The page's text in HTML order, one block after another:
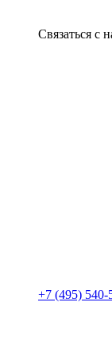
Связаться с
+7 (495) 540-